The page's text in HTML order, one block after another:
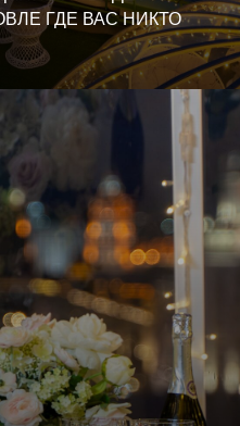
ГДЕ ВАС НИКТО